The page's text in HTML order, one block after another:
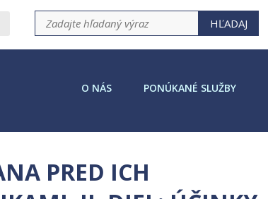
O NÁS PONÚKANÉ SLUŽBY
PRED ICH